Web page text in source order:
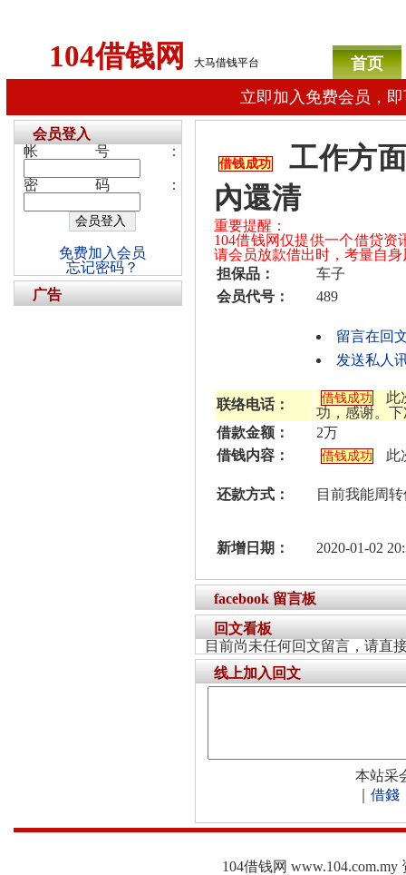
104借钱网 大马借钱平台
首页
立即加入免费会员，
借钱成功
工作方
內還清
重要提醒：
104借钱网仅提供一个借贷
请会员放款借出时，考量自
担保品：
车子
会员代号：
489
留言在回
发送私人
联络电话： 借钱成功
此
功，感谢。
借款金额：
2万
借钱内容：
借钱成功 此
还款方式： 目前我能周
新增日期： 2020-01-02
facebook 留言板
回文看板
目前尚未任何回文留言，请直
线上加入回文
本站采
借錢
会员登入
帐号：
密码：
免费加入会员
忘记密码？
广告
104借钱网